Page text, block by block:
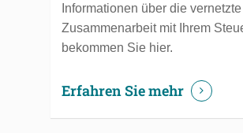
Informationen über die vernetzte
Zusammenarbeit mit Ihrem
bekommen Sie hier.
Erfahren Sie mehr